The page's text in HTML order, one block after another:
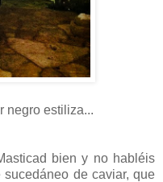
negro estiliza...
bien y no habléis
de caviar, que